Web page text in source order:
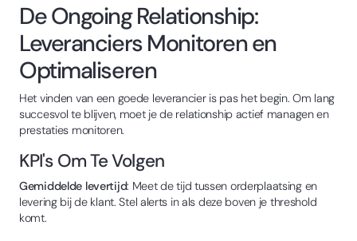
De Ongoing Relationship:
Leveranciers Monitoren en
Optimaliseren
Het vinden van een goede leverancier is pas het begin. Om lang
succesvol te blijven, moet je de relationship actief managen en
prestaties monitoren.
KPI's Om Te Volgen
Gemiddelde levertijd: Meet de tijd tussen orderplaatsing en
levering bij de klant. Stel alerts in als deze boven je threshold
komt.